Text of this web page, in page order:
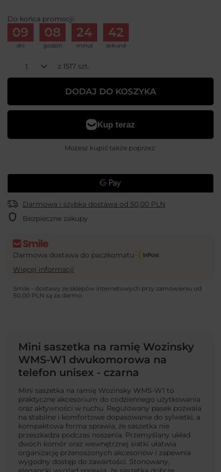
Do końca promocji:
dni
09
godzin
08
minut
24
sekund
41
z 1517 szt.
DODAJ DO KOSZYKA
Możesz kupić także poprzez:
Darmowa i szybka dostawa od 50,00 PLN
Bezpieczne zakupy
Darmowa dostawa do paczkomatu
Więcej informacji
Smile - dostawy ze sklepów internetowych przy zamówieniu od
50,00 PLN są za darmo.
Mini saszetka na ramię Wozinsky
WMS-W1 dwukomorowa na
telefon unisex - czarna
Mini saszetka na ramię Wozinsky WMS-W1 to
praktyczne akcesorium do codziennego użytkowania
oraz aktywności w ruchu. Regulowany pasek pozwala
na stabilne i komfortowe dopasowanie do sylwetki, a
kompaktowa forma sprawia, że saszetka nie
przeszkadza podczas noszenia. Przemyślany układ
dwóch komór oraz wewnętrznej siatki ułatwia
organizację przenoszonych akcesoriów i zapewnia
wygodny dostęp do zawartości. Stonowany,